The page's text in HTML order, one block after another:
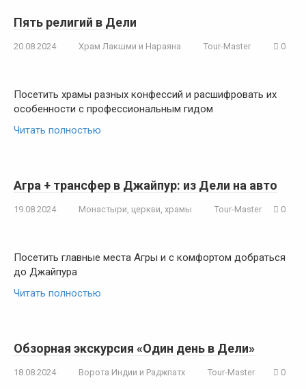
Пять религий в Дели
20.08.2024 Храм Лакшми и Нараяна Tour-Master 0
Посетить храмы разных конфессий и расшифровать их
особенности с профессиональным гидом
Читать полностью
Агра + трансфер в Джайпур: из Дели на авто
19.08.2024 Монастыри, церкви, храмы Tour-Master 0
Посетить главные места Агры и с комфортом добраться
до Джайпура
Читать полностью
Обзорная экскурсия «Один день в Дели»
18.08.2024 Ворота Индии и Раджпатх Tour-Master 0